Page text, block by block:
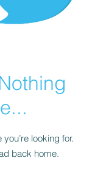
looking for.
back home.